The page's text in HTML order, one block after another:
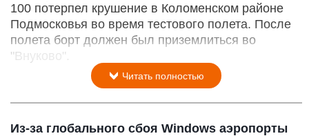
100 потерпел крушение в Коломенском районе
Подмосковья во время тестового полета. После
полета борт должен был приземлиться во
"Внуково".
Читать полностью
Из-за глобального сбоя Windows аэропорты